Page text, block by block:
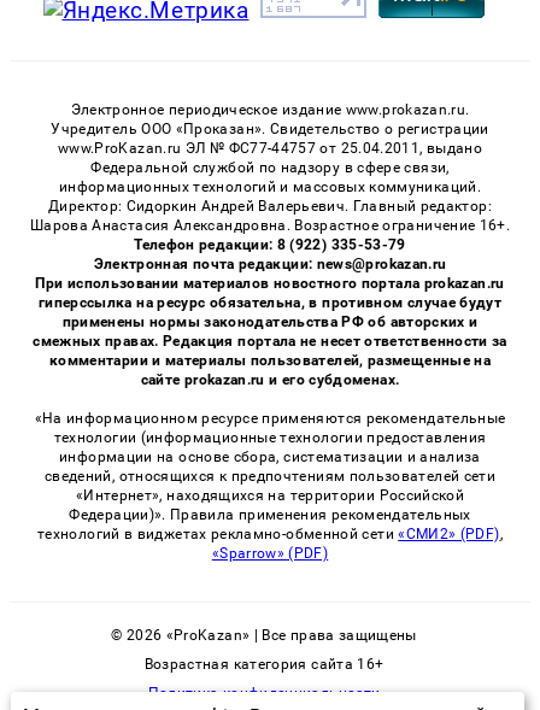
Электронное периодическое издание www.prokazan.ru.
Учредитель ООО «Проказан». Cвидетельство о регистрации
www.ProKazan.ru ЭЛ № ФС77-44757 от 25.04.2011, выдано
Федеральной службой по надзору в сфере связи,
информационных технологий и массовых коммуникаций.
Директор: Сидоркин Андрей Валерьевич. Главный редактор:
Шарова Анастасия Александровна. Возрастное ограничение 16+.
Телефон редакции: 8 (922) 335-53-79
Электронная почта редакции: news@prokazan.ru
При использовании материалов новостного портала prokazan.ru
гиперссылка на ресурс обязательна, в противном случае будут
применены нормы законодательства РФ об авторских и
смежных правах. Редакция портала не несет ответственности за
комментарии и материалы пользователей, размещенные на
сайте prokazan.ru и его субдоменах.
«На информационном ресурсе применяются рекомендательные
технологии (информационные технологии предоставления
информации на основе сбора, систематизации и анализа
сведений, относящихся к предпочтениям пользователей сети
«Интернет», находящихся на территории Российской
Федерации)». Правила применения рекомендательных
технологий в виджетах рекламно-обменной сети«СМИ2» (PDF),
«Sparrow» (PDF)
© 2026 «ProKazan» | Все права защищены
Возрастная категория сайта 16+
Политика конфиденциальности